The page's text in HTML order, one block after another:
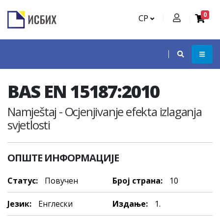
СР 0
BAS EN 15187:2010
Namještaj - Ocjenjivanje efekta izlaganja
svjetlosti
ОПШТЕ ИНФОРМАЦИЈЕ
Статус: Повучен Број страна: 10
Језик: Енглески Издање: 1.